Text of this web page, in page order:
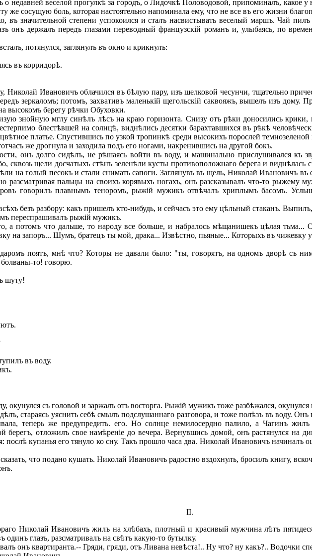
недавней веселой прогулкѣ за городъ, о Лидочкѣ Половодовой, припоминалъ, какое
ту же сосущую боль, которая настоятельно напоминала ему, что не все въ его жизни
въ значительной степени успокоился и сталъ насвистывать веселый маршъ. Чай
онъ держалъ передъ глазами переводный французскій романъ и, улыбаясь, по
потянулся, заглянулъ въ окно и крикнулъ:
въ корридорѣ.
Николай Ивановичъ облачился въ бѣлую пару, изъ шелковой чесунчи, тщательно
зеркаломъ; потомъ, захвативъ маленькій щегольскій саквояжъ, вышелъ изъ дому.
высокомъ берегу рѣчки Обуховки.
знойную мглу синѣлъ лѣсъ на краю горизонта. Снизу отъ рѣки доносились
блестѣвшей на солнцѣ, виднѣлись десятки барахтавшихся въ рѣкѣ
платье. Спустившись по узкой тропинкѣ среди высокихъ порослей
же дрогнула и заходила подъ его ногами, накренившись на другой бокъ.
онъ долго сидѣлъ, не рѣшаясь войти въ воду, и машинально прислушивался къ
сквозь щели досчатыхъ стѣнъ зеленѣли кусты противоположнаго берега и
на голый песокъ и стали снимать сапоги. Заглянувъ въ щель, Николай Ивановичъ въ
разсматривая пальцы на своихъ корявыхъ ногахъ, онъ разсказывалъ что-то рыжему
говорилъ плавнымъ теноромъ, рыжій мужикъ отвѣчалъ хриплымъ басомъ.
безъ разбору: какъ пришелъ кто-нибудь, и сейчасъ это ему цѣльный стаканъ.
переспрашивалъ рыжій мужикъ.
потомъ что дальше, то народу все больше, и набралось мѣщанишекъ цѣлая тьма...
на запоръ... Шумъ, братецъ ты мой, драка... Извѣстно, пьяные... Которыхъ въ чижевку
поятъ, мнѣ что? Которы не давали было: "ты, говорятъ, на одномъ дворѣ съ
то! говорю.
шуту!
въ воду.
окунулся съ головой и заржалъ отъ восторга. Рыжій мужикъ тоже разбѣжался, окунулся
стараясь уяснить себѣ смылъ подслушаннаго разговора, и тоже полѣзъ въ воду. Онъ
теперь же предупредить. его. Но солнце немилосердно палило, а Чагинъ
берегъ, отложилъ свое намѣреніе до вечера. Вернувшись домой, онъ растянулся на
послѣ купанья его тянуло ко сну. Такъ прошло часа два. Николай Ивановичъ начиналъ
что подано кушать. Николай Ивановичъ радостно вздохнулъ, бросилъ книгу,
II.
Николай Ивановичъ жилъ на хлѣбахъ, плотный и красивый мужчина лѣтъ
глазъ, разсматривалъ на свѣтъ какую-то бутылку.
онъ квартиранта.-- Гряди, гряди, отъ Ливана невѣста!.. Ну что? ну какъ?.. Водочки